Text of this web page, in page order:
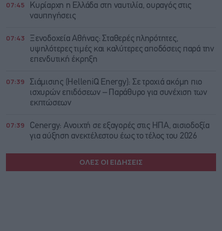
07:45
Κυρίαρχη η Ελλάδα στη ναυτιλία, ουραγός στις
ναυπηγήσεις
07:43
Ξενοδοχεία Αθήνας: Σταθερές πληρότητες,
υψηλότερες τιμές και καλύτερες αποδόσεις παρά την
επενδυτική έκρηξη
07:39
Σιάμισιης (HelleniQ Energy): Σε τροχιά ακόμη πιο
ισχυρών επιδόσεων – Παράθυρο για συνέχιση των
εκπτώσεων
07:39
Cenergy: Ανοιχτή σε εξαγορές στις ΗΠΑ, αισιοδοξία
για αύξηση ανεκτέλεστου έως το τέλος του 2026
ΟΛΕΣ ΟΙ ΕΙΔΗΣΕΙΣ